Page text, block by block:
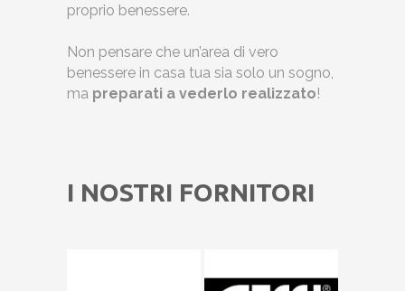
proprio benessere.
Non pensare che un’area di vero
benessere in casa tua sia solo un sogno,
ma preparati a vederlo realizzato!
I NOSTRI FORNITORI